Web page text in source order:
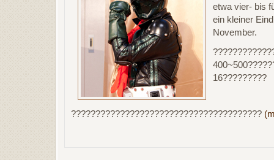
etwa vier- bis
ein kleiner
November.
16?????????
???????????????????????????????????????